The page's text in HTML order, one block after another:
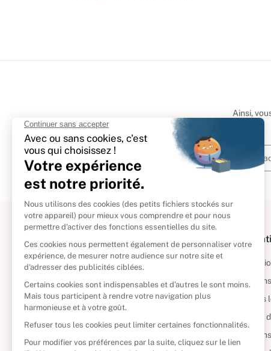
Ainsi,
À propos
Politique de retour
Reprendre vos livres
Qui sommes-nous ?
Mentions
Politique